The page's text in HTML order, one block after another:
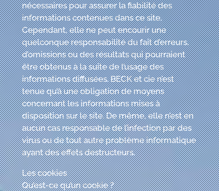
nécessaires pour assurer la fiabilité des
informations contenues dans ce site.
Cependant, elle ne peut encourir une
quelconque responsabilité du fait d’erreurs,
d’omissions ou des résultats qui pourraient
être obtenus à la suite de l’usage des
informations diffusées.BECKet cien’est
tenue qu’à une obligation de moyens
concernant les informations mises à
disposition sur le site. De même, elle n’est en
aucun cas responsable de l’infection par des
virus ou de tout autre problème informatique
ayant des effets destructeurs.
Les cookies
Qu’est-ce qu’un cookie ?